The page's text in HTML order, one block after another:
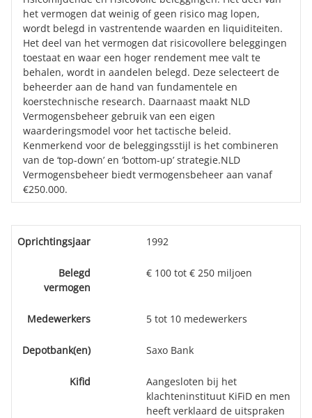
het vermogen dat weinig of geen risico mag lopen,
wordt belegd in vastrentende waarden en liquiditeiten.
Het deel van het vermogen dat risicovollere beleggingen
toestaat en waar een hoger rendement mee valt te
behalen, wordt in aandelen belegd. Deze selecteert de
beheerder aan de hand van fundamentele en
koerstechnische research. Daarnaast maakt NLD
Vermogensbeheer gebruik van een eigen
waarderingsmodel voor het tactische beleid.
Kenmerkend voor de beleggingsstijl is het combineren
van de ‘top-down’ en ‘bottom-up’ strategie.NLD
Vermogensbeheer biedt vermogensbeheer aan vanaf
€250.000.
Oprichtingsjaar 1992
Belegd
vermogen
€ 100 tot € 250 miljoen
Medewerkers 5 tot 10 medewerkers
Depotbank(en) Saxo Bank
Kifid
Aangesloten bij het
klachteninstituut KiFiD en men
heeft verklaard de uitspraken